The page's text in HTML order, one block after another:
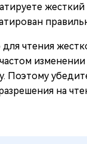
жесткий
чтения
Поэтому
на